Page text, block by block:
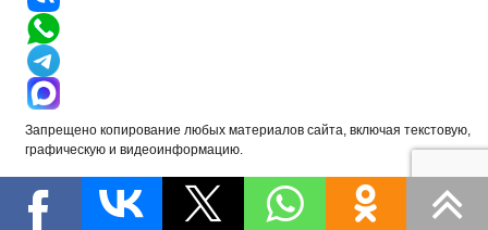
Запрещено копирование любых материалов сайта, включая текстовую,
графическую и видеоинформацию.